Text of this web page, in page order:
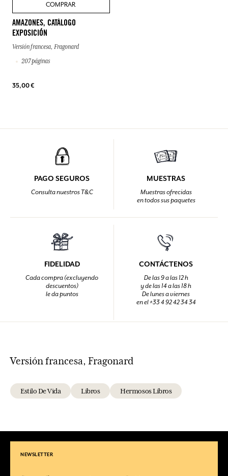
COMPRAR
AMAZONES, CATÁLOGO
EXPOSICIÓN
Versión francesa, Fragonard
207 páginas
35,00 €
PAGO SEGUROS
Consulta nuestros T&C
MUESTRAS
Muestras ofrecidas
en todos sus paquetes
FIDELIDAD
Cada compra (excluyendo
descuentos)
le da puntos
CONTÁCTENOS
De las 9 a las 12 h
y de las 14 a las 18 h
De lunes a viernes
en el +33 4 92 42 34 34
Versión francesa, Fragonard
Estilo De Vida Libros Hermosos Libros
NEWSLETTER